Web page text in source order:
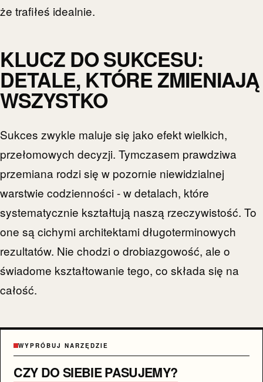
że trafiłeś idealnie.
KLUCZ DO SUKCESU:
DETALE, KTÓRE ZMIENIAJĄ
WSZYSTKO
Sukces zwykle maluje się jako efekt wielkich,
przełomowych decyzji. Tymczasem prawdziwa
przemiana rodzi się w pozornie niewidzialnej
warstwie codzienności - w detalach, które
systematycznie kształtują naszą rzeczywistość. To
one są cichymi architektami długoterminowych
rezultatów. Nie chodzi o drobiazgowość, ale o
świadome kształtowanie tego, co składa się na
całość.
WYPRÓBUJ NARZĘDZIE
CZY DO SIEBIE PASUJEMY?